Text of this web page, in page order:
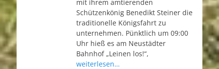
mit ihrem amtierenden
Schützenkönig Benedikt Steiner die
traditionelle Königsfahrt zu
unternehmen. Pünktlich um 09:00
Uhr hieß es am Neustädter
Bahnhof „Leinen los!“,
weiterlesen…